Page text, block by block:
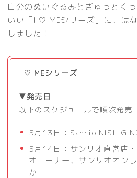
自分のぬいぐるみとぎゅっとく
いい「I ♡ MEシリーズ」に、は
しました！
I ♡ MEシリーズ
▼発売日
以下のスケジュールで順次発売
5月13日：Sanrio
5月14日：サンリオ直営店
オコーナー、サンリオオン
か